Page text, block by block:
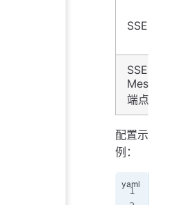
SSE 端点
SSE
Message
端点
配置示
例：